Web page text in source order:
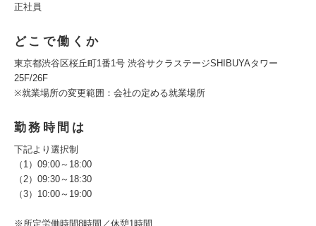
正社員
どこで働くか
東京都渋谷区桜丘町1番1号 渋谷サクラステージSHIBUYAタワー
25F/26F
※就業場所の変更範囲：会社の定める就業場所
勤務時間は
下記より選択制
（1）09:00～18:00
（2）09:30～18:30
（3）10:00～19:00
※所定労働時間8時間／休憩1時間